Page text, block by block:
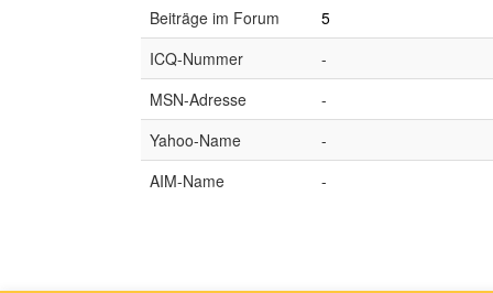
Beiträge im Forum
5
ICQ-Nummer
-
MSN-Adresse
-
Yahoo-Name
-
AIM-Name
-